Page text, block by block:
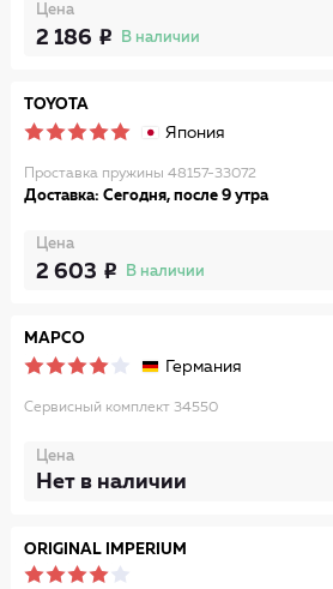
Цена
2 186 В наличии
TOYOTA
Япония
Проставка пружины 48157-33072
Доставка: Сегодня, после 9 утра
Цена
2 603 В наличии
MAPCO
Германия
Сервисный комплект 34550
Цена
Нет в наличии
ORIGINAL IMPERIUM